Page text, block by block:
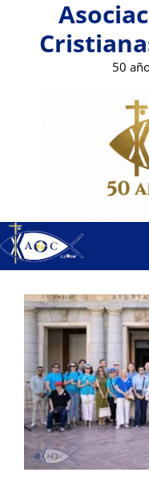
contenido
50